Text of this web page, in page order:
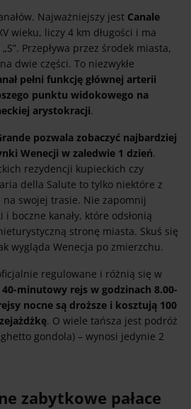
Najważniejszy jest Canale
wieku, liczy 4 km długości i ma
Przepływa przez środek miasta,
dwie części. To niezwykłe
pełni funkcję głównej arterii
punktu widokowego na
arystokracji.
pozwala zobaczyć najbardziej
Wenecji w zaledwie 1 dzień.
rezydencji kupieckich czy
della Salute to tylko niektóre z
swojej trasie. Nie zapomnij
boczne kanały, które odsłonią
stronę miasta. Skuś się
wygląda Wenecja po zmierzchu.
regulowane i różnią się w
40-minutowy rejs w godzinach 8.00-
nocne są droższe i kosztują 100
. O wiele tańsza jest podróż
gondola) – wynosi jedynie 2
zabytkowe pałace